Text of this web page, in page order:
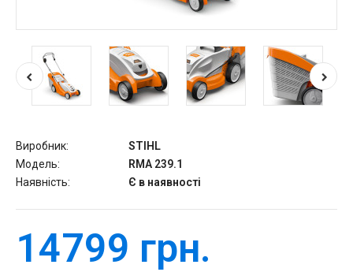
Виробник:
STIHL
Модель:
RMA 239.1
Наявність:
Є в наявності
14799 грн.